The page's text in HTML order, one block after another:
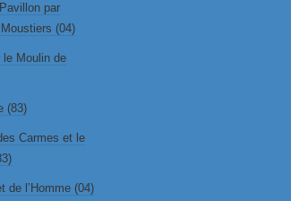
par
(04)
le Moulin de
(83)
Carmes et le
de l’Homme (04)